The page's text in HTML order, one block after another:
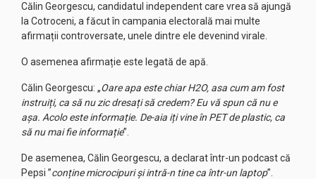
Călin Georgescu, candidatul independent care vrea să ajungă
la Cotroceni, a făcut în campania electorală mai multe
afirmații controversate, unele dintre ele devenind virale.
O asemenea afirmație este legată de apă.
Călin Georgescu: „Oare apa este chiar H2O, asa cum am fost
instruiți, ca să nu zic dresați să credem? Eu vă spun că nu e
așa. Acolo este informație. De-aia iți vine în PET de plastic, ca
să nu mai fie informație”.
De asemenea, Călin Georgescu, a declarat într-un podcast că
Pepsi ”conține microcipuri și intră-n tine ca într-un laptop”.